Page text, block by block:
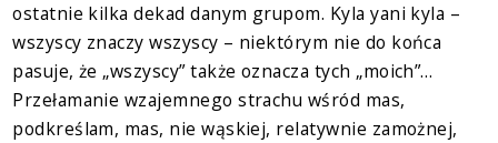
ostatnie kilka dekad danym grupom. Kyla yani kyla –
wszyscy znaczy wszyscy – niektórym nie do końca
pasuje, że „wszyscy” także oznacza tych „moich”…
Przełamanie wzajemnego strachu wśród mas,
podkreślam, mas, nie wąskiej, relatywnie zamożnej,